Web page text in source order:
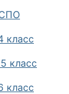
класс
класс
класс